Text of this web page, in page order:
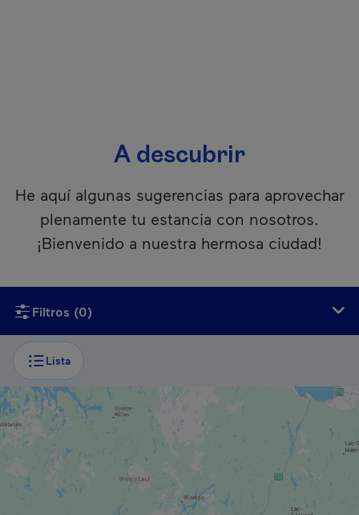
A descubrir
He aquí algunas sugerencias para aprovechar
plenamente tu estancia con nosotros.
¡Bienvenido a nuestra hermosa ciudad!
Filtros (0)
Lista
PARQUE NACIONAL DE QUÉBEC
Parque nacional Mont-Tremblant